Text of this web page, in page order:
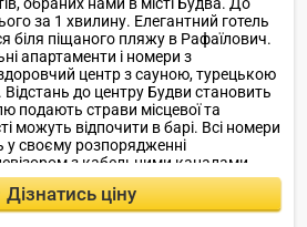
за 1 хвилину. Елегантний готель
біля піщаного пляжу в Рафаїлович.
апартаменти і номери з
центр з сауною, турецькою
Відстань до центру Будви становить
подають страви місцевої та
можуть відпочити в барі. Всі номери
своєму розпорядженні
з кабельними каналами,
кімнатою.
Дізнатись ціну